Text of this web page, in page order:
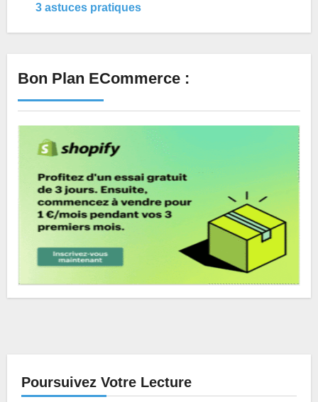
3 astuces pratiques
Bon Plan ECommerce :
Poursuivez Votre Lecture